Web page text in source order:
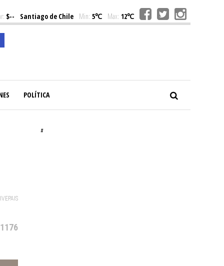
$-- Santiago de Chile Min: 5℃ Max: 12℃
POLÍTICA
#